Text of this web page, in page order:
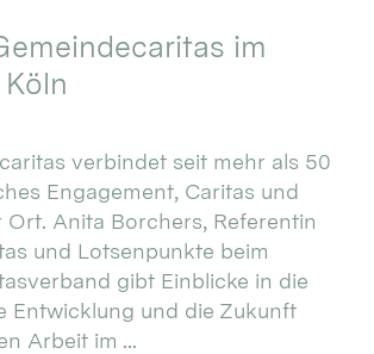
im
verbindet seit mehr als 50
Engagement, Caritas und
Anita Borchers, Referentin
und Lotsenpunkte beim
gibt Einblicke in die
Entwicklung und die Zukunft
Arbeit im ...